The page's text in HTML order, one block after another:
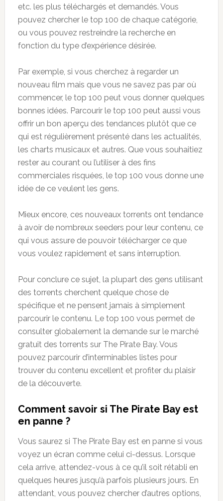
etc. les plus téléchargés et demandés. Vous
pouvez chercher le top 100 de chaque catégorie,
ou vous pouvez restreindre la recherche en
fonction du type d’expérience désirée.
Par exemple, si vous cherchez à regarder un
nouveau film mais que vous ne savez pas par où
commencer, le top 100 peut vous donner quelques
bonnes idées. Parcourir le top 100 peut aussi vous
offrir un bon aperçu des tendances plutôt que ce
qui est régulièrement présenté dans les actualités,
les charts musicaux et autres. Que vous souhaitiez
rester au courant ou l’utiliser à des fins
commerciales risquées, le top 100 vous donne une
idée de ce veulent les gens.
Mieux encore, ces nouveaux torrents ont tendance
à avoir de nombreux seeders pour leur contenu, ce
qui vous assure de pouvoir télécharger ce que
vous voulez rapidement et sans interruption.
Pour conclure ce sujet, la plupart des gens utilisant
des torrents cherchent quelque chose de
spécifique et ne pensent jamais à simplement
parcourir le contenu. Le top 100 vous permet de
consulter globalement la demande sur le marché
gratuit des torrents sur The Pirate Bay. Vous
pouvez parcourir d’interminables listes pour
trouver du contenu excellent et profiter du plaisir
de la découverte.
Comment savoir si The Pirate Bay est
en panne ?
Vous saurez si The Pirate Bay est en panne si vous
voyez un écran comme celui ci-dessus. Lorsque
cela arrive, attendez-vous à ce qu’il soit rétabli en
quelques heures jusqu’à parfois plusieurs jours. En
attendant, vous pouvez chercher d’autres options,